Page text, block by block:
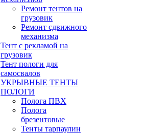
Ремонт тентов на
грузовик
Ремонт сдвижного
механизма
Тент с рекламой на
грузовик
Тент пологи для
самосвалов
УКРЫВНЫЕ ТЕНТЫ
ПОЛОГИ
Полога ПВХ
Полога
брезентовые
Тенты тарпаулин